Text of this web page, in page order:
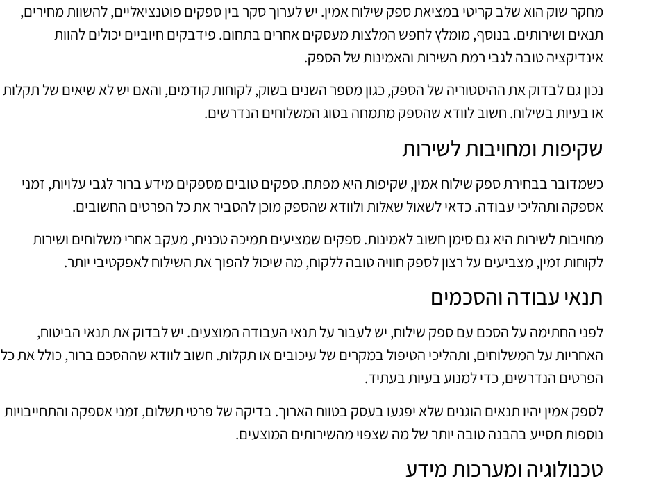
מחקר שוק הוא שלב קריטי במציאת ספק שילוח אמין. יש לערוך סקר בין ספקים פוטנציאליים, להשוות מחירים,
תנאים ושירותים. בנוסף, מומלץ לחפש המלצות מעסקים אחרים בתחום. פידבקים חיוביים יכולים להוות
אינדיקציה טובה לגבי רמת השירות והאמינות של הספק.
נכון גם לבדוק את ההיסטוריה של הספק, כגון מספר השנים בשוק, לקוחות קודמים, והאם יש לא שיאים של תקלות
או בעיות בשילוח. חשוב לוודא שהספק מתמחה בסוג המשלוחים הנדרשים.
שקיפות ומחויבות לשירות
כשמדובר בבחירת ספק שילוח אמין, שקיפות היא מפתח. ספקים טובים מספקים מידע ברור לגבי עלויות, זמני
אספקה ותהליכי עבודה. כדאי לשאול שאלות ולוודא שהספק מוכן להסביר את כל הפרטים החשובים.
מחויבות לשירות היא גם סימן חשוב לאמינות. ספקים שמציעים תמיכה טכנית, מעקב אחרי משלוחים ושירות
לקוחות זמין, מצביעים על רצון לספק חוויה טובה ללקוח, מה שיכול להפוך את השילוח לאפקטיבי יותר.
תנאי עבודה והסכמים
לפני החתימה על הסכם עם ספק שילוח, יש לעבור על תנאי העבודה המוצעים. יש לבדוק את תנאי הביטוח,
האחריות על המשלוחים, ותהליכי הטיפול במקרים של עיכובים או תקלות. חשוב לוודא שההסכם ברור, כולל את כל
הפרטים הנדרשים, כדי למנוע בעיות בעתיד.
לספק אמין יהיו תנאים הוגנים שלא יפגעו בעסק בטווח הארוך. בדיקה של פרטי תשלום, זמני אספקה והתחייבויות
נוספות תסייע בהבנה טובה יותר של מה שצפוי מהשירותים המוצעים.
טכנולוגיה ומערכות מידע